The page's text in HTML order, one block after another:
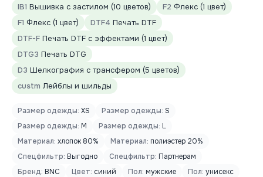
IB1 Вышивка с застилом (10 цветов) F2 Флекс (1 цвет)
F1 Флекс (1 цвет) DTF4 Печать DTF
DTF-F Печать DTF с эффектами (1 цвет)
DTG3 Печать DTG
D3 Шелкография с трансфером (5 цветов)
custm Лейблы и шильды
Размер одежды: XS Размер одежды: S
Размер одежды: M Размер одежды: L
Материал: хлопок 80% Материал: полиэстер 20%
Спецфильтр: Выгодно Спецфильтр: Партнерам
Бренд: BNC Цвет: синий Пол: мужские Пол: унисекс